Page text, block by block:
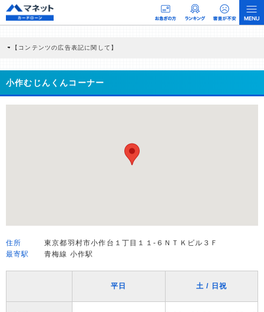
【コンテンツの広告表記に関して】
商品を根拠なくPRするものではなく、当編集部の調査／ユーザーへの口コミ収集な
どに基づき、公平性を担保した情報提供を行っています。
>提携企業一覧
小作むじんくんコーナー
住所
東京都羽村市小作台１丁目１１-６ＮＴＫビル３Ｆ
最寄駅
青梅線 小作駅
平日 土 / 日祝